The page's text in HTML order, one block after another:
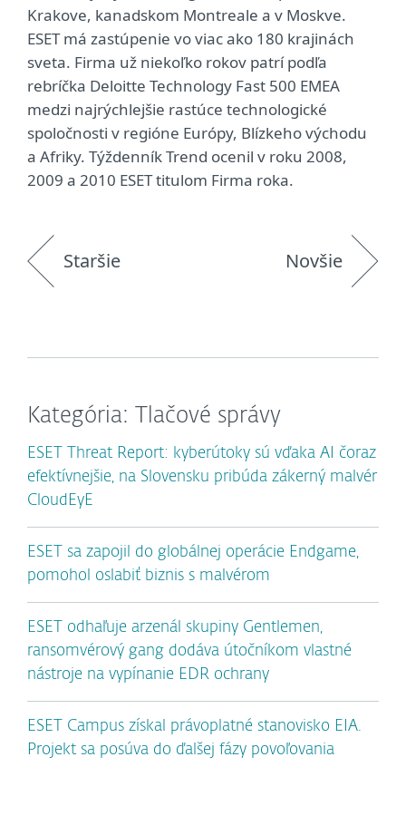
Krakove, kanadskom Montreale a v Moskve.
ESET má zastúpenie vo viac ako 180 krajinách
sveta. Firma už niekoľko rokov patrí podľa
rebríčka Deloitte Technology Fast 500 EMEA
medzi najrýchlejšie rastúce technologické
spoločnosti v regióne Európy, Blízkeho východu
a Afriky. Týždenník Trend ocenil v roku 2008,
2009 a 2010 ESET titulom Firma roka.
Staršie Novšie
Kategória: Tlačové správy
ESET Threat Report: kyberútoky sú vďaka AI čoraz
efektívnejšie, na Slovensku pribúda zákerný malvér
CloudEyE
ESET sa zapojil do globálnej operácie Endgame,
pomohol oslabiť biznis s malvérom
ESET odhaľuje arzenál skupiny Gentlemen,
ransomvérový gang dodáva útočníkom vlastné
nástroje na vypínanie EDR ochrany
ESET Campus získal právoplatné stanovisko EIA.
Projekt sa posúva do ďalšej fázy povoľovania